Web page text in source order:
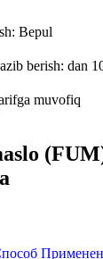
Bepul
berish: dan
muvofiq